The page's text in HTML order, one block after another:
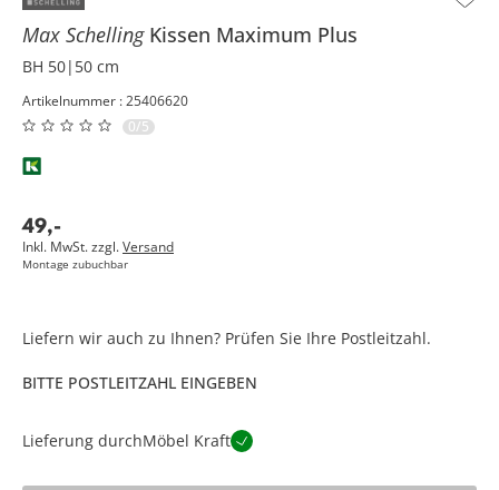
Max Schelling Kissen Maximum Plus
BH 50|50 cm
Artikelnummer : 25406620
0/5
49,-
Inkl. MwSt. zzgl.Versand
Montage zubuchbar
Liefern wir auch zu Ihnen? Prüfen Sie Ihre Postleitzahl.
BITTE POSTLEITZAHL EINGEBEN
Lieferung durchMöbel Kraft